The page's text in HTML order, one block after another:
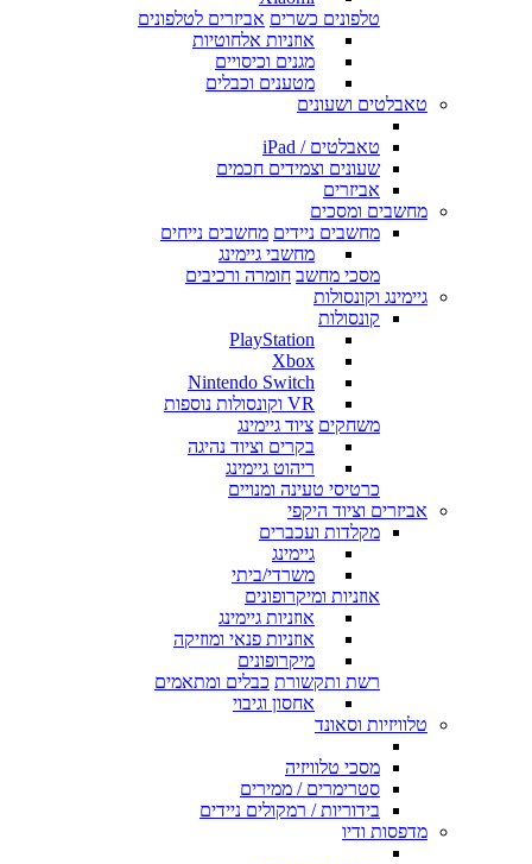
טלפונים כשרים אביזרים לטלפונים
אוזניות אלחוטיות
מגנים וכיסויים
מטענים וכבלים
טאבלטים ושעונים
טאבלטים / iPad
שעונים וצמידים חכמים
אביזרים
מחשבים ומסכים
מחשבים ניידים מחשבים נייחים
מחשבי גיימינג
מסכי מחשב חומרה ורכיבים
גיימינג וקונסולות
קונסולות
PlayStation
Xbox
Nintendo Switch
VR וקונסולות נוספות
משחקים ציוד גיימינג
בקרים וציוד נהיגה
ריהוט גיימינג
כרטיסי טעינה ומנויים
אביזרים וציוד היקפי
מקלדות ועכברים
גיימינג
משרדי/ביתי
אוזניות ומיקרופונים
אוזניות גיימינג
אוזניות פנאי ומוזיקה
מיקרופונים
רשת ותקשורת כבלים ומתאמים
אחסון וגיבוי
טלוויזיות וסאונד
מסכי טלוויזיה
סטרימרים / ממירים
בידוריות / רמקולים ניידים
מדפסות ודיו